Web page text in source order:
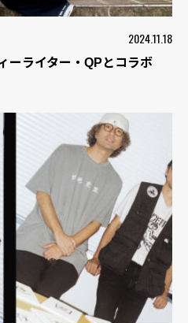
2024.11.18
ーライター・QPとコラボ